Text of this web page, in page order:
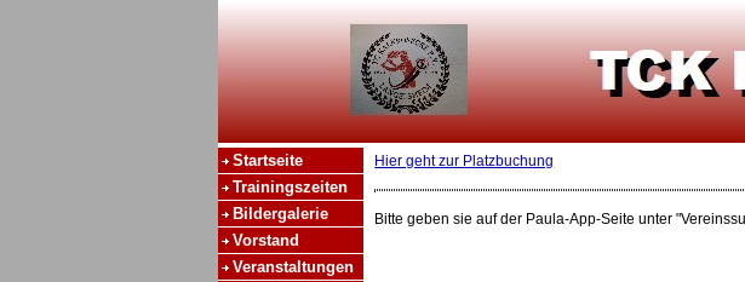
Startseite
Trainingszeiten
Bildergalerie
Vorstand
Veranstaltungen
Hier geht zur Platzbuchung
Bitte geben sie auf der Paula-App-Seite unter